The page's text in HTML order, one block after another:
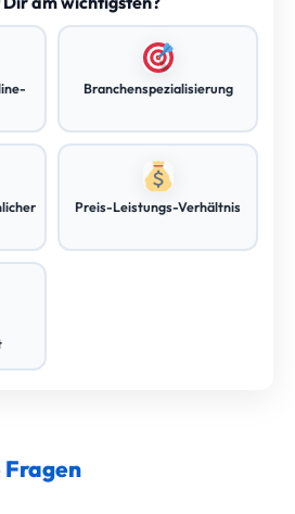
Branchenspezialisierung
Preis-Leistungs-Verhältnis